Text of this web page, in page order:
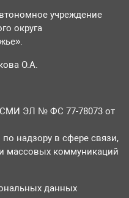
учреждение
округа
О.А.
СМИ ЭЛ № ФС 77-78073 от
надзору в сфере связи,
массовых коммуникаций
данных